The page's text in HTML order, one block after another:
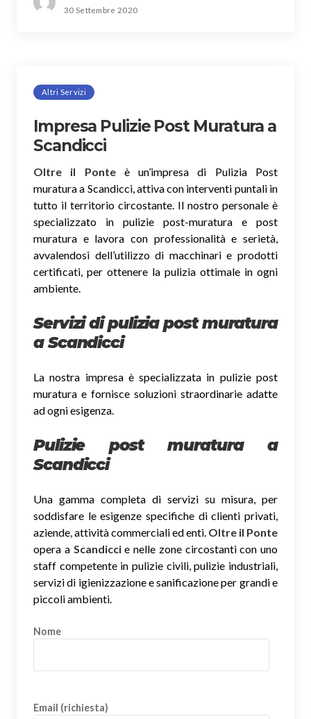
30 Settembre 2020
Altri Servizi
Impresa Pulizie Post Muratura a
Scandicci
Oltre il Ponteè un’impresa di Pulizia Post
muratura a Scandicci, attiva con interventi puntali in
tutto il territorio circostante. Il nostro personale è
specializzato in pulizie post-muratura e post
muratura e lavora con professionalità e serietà,
avvalendosi dell’utilizzo di macchinari e prodotti
certificati, per ottenere la pulizia ottimale in ogni
ambiente.
Servizi di pulizia post muratura
a Scandicci
La nostra impresa è specializzata in pulizie post
muratura e fornisce soluzioni straordinarie adatte
ad ogni esigenza.
Pulizie post muratura a
Scandicci
Una gamma completa di servizi su misura, per
soddisfare le esigenze specifiche di clienti privati,
aziende, attività commerciali ed enti. Oltre il Ponte
opera a Scandiccie nelle zone circostanti con uno
staff competente in pulizie civili, pulizie industriali,
servizi di igienizzazione e sanificazione per grandi e
piccoli ambienti.
Nome
Email (richiesta)